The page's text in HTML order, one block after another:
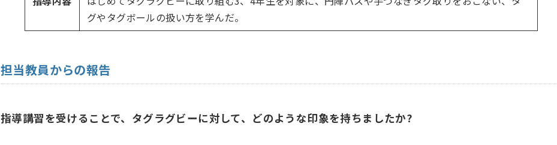
グやタグボールの扱い方を学んだ。
担当教員からの報告
指導講習を受けることで、タグラグビーに対して、どのような印象を持ちましたか?